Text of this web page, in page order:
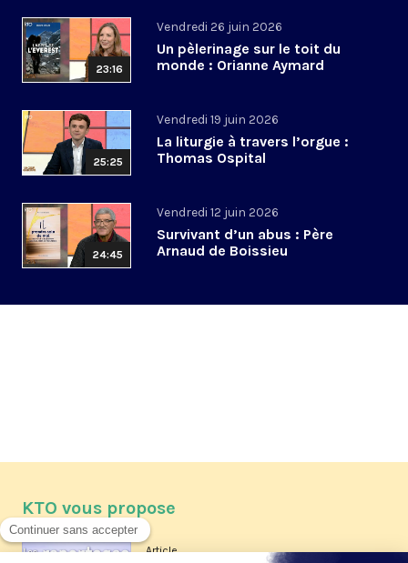
23:16
Vendredi 26 juin 2026
Un pèlerinage sur le toit du
monde : Orianne Aymard
25:25
Vendredi 19 juin 2026
La liturgie à travers l’orgue :
Thomas Ospital
24:45
Vendredi 12 juin 2026
Survivant d’un abus : Père
Arnaud de Boissieu
KTO vous propose
Article